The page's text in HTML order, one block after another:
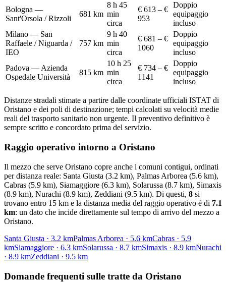
Bologna —
Sant'Orsola / Rizzoli
681 km
8 h 45
min
circa
€ 613 – €
953
Doppio
equipaggio
incluso
Milano — San
Raffaele / Niguarda /
IEO
757 km
9 h 40
min
circa
€ 681 – €
1060
Doppio
equipaggio
incluso
Padova — Azienda
Ospedale Università
815 km
10 h 25
min
circa
€ 734 – €
1141
Doppio
equipaggio
incluso
Distanze stradali stimate a partire dalle coordinate ufficiali ISTAT di
Oristano e dei poli di destinazione; tempi calcolati su velocità medie
reali del trasporto sanitario non urgente. Il preventivo definitivo è
sempre scritto e concordato prima del servizio.
Raggio operativo intorno a Oristano
Il mezzo che serve Oristano copre anche i comuni contigui, ordinati
per distanza reale: Santa Giusta (3.2 km), Palmas Arborea (5.6 km),
Cabras (5.9 km), Siamaggiore (6.3 km), Solarussa (8.7 km), Simaxis
(8.9 km), Nurachi (8.9 km), Zeddiani (9.5 km). Di questi, 8 si
trovano entro 15 km e la distanza media del raggio operativo è di 7.1
km: un dato che incide direttamente sul tempo di arrivo del mezzo a
Oristano.
Santa Giusta · 3.2 kmPalmas Arborea · 5.6 kmCabras · 5.9
kmSiamaggiore · 6.3 kmSolarussa · 8.7 kmSimaxis · 8.9 kmNurachi
· 8.9 kmZeddiani · 9.5 km
Domande frequenti sulle tratte da Oristano